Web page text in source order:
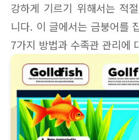
강하게 기르기 위해서는 적
니다. 이 글에서는 금붕어를
7가지 방법과 수족관 관리에